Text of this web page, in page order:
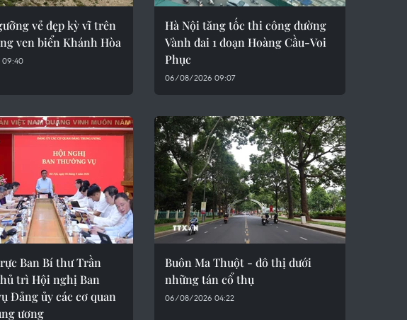
vẻ đẹp kỳ vĩ trên
ven biển Khánh Hòa
Hà Nội tăng tốc thi công đường
Vành đai 1 đoạn Hoàng Cầu-Voi
Phục
06/08/2026 09:07
Ban Bí thư Trần
trì Hội nghị Ban
Đảng ủy các cơ quan
ương
Buôn Ma Thuột - đô thị dưới
những tán cổ thụ
06/08/2026 04:22